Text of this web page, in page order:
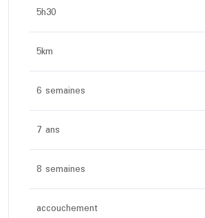
5h30
5km
6 semaines
7 ans
8 semaines
accouchement